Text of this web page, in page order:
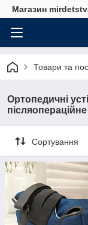
Магазин
Товари та
Ортопедичні
Сортування